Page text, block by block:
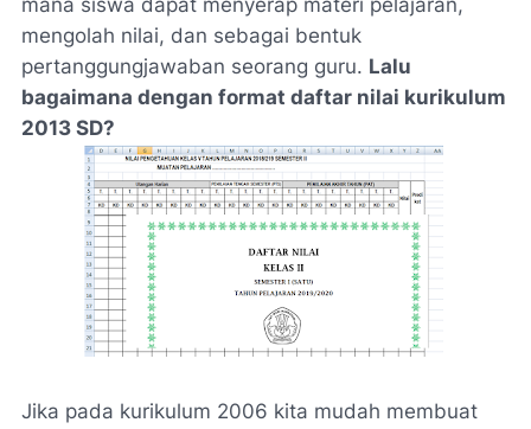
mana siswa dapat menyerap materi pelajaran,
mengolah nilai, dan sebagai bentuk
pertanggungjawaban seorang guru. Lalu
bagaimana dengan format daftar nilai kurikulum
2013 SD?
Jika pada kurikulum 2006 kita mudah membuat